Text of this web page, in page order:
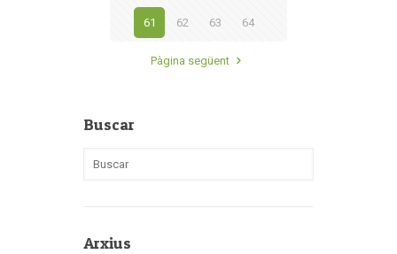
61 62 63 64
Pàgina següent
Buscar
Arxius